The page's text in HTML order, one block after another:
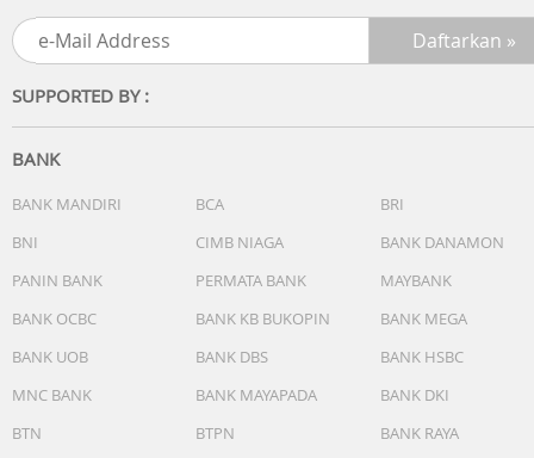
SUPPORTED BY :
BANK
BANK MANDIRI BCA
BRI
BNI
CIMB NIAGA
BANK DANAMON
PANIN BANK
PERMATA BANK
MAYBANK
BANK OCBC
BANK KB BUKOPIN
BANK MEGA
BANK UOB
BANK DBS
BANK HSBC
MNC BANK
BANK MAYAPADA
BANK DKI
BTN
BTPN BANK RAYA